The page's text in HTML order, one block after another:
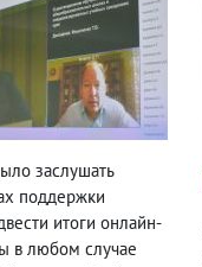
заслушать
поддержки
итоги онлайн-
в любом случае